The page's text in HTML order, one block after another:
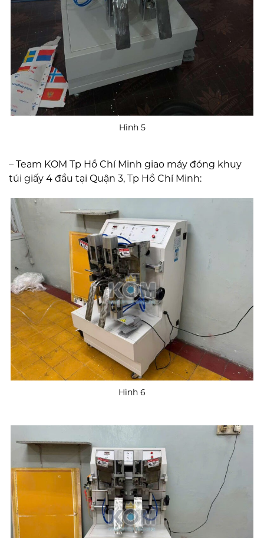
Hình 5
– Team KOM Tp Hồ Chí Minh giao máy đóng khuy
túi giấy 4 đầu tại Quận 3, Tp Hồ Chí Minh:
Hình 6